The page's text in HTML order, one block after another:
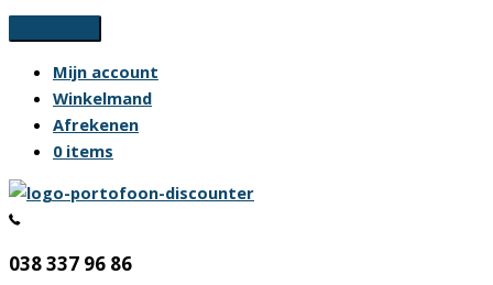
Ga
naar
inhoud
Mijn account
Winkelmand
Afrekenen
0 items
038 337 96 86